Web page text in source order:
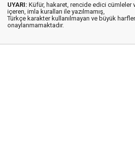
UYARI: Küfür, hakaret, rencide edici cümleler
içeren, imla kuralları ile yazılmamış,
Türkçe karakter kullanılmayan ve büyük
onaylanmamaktadır.